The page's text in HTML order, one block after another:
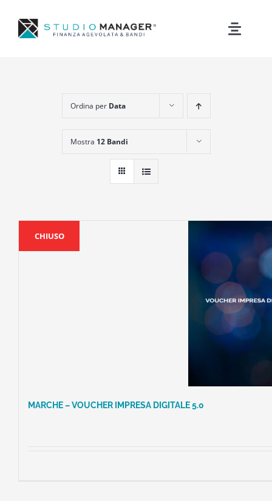
content
Toggle
News
Bandi
Contatti
Ordina per Data
Mostra 12 Bandi
CHIUSO
MARCHE – VOUCHER IMPRESA DIGITALE 5.0